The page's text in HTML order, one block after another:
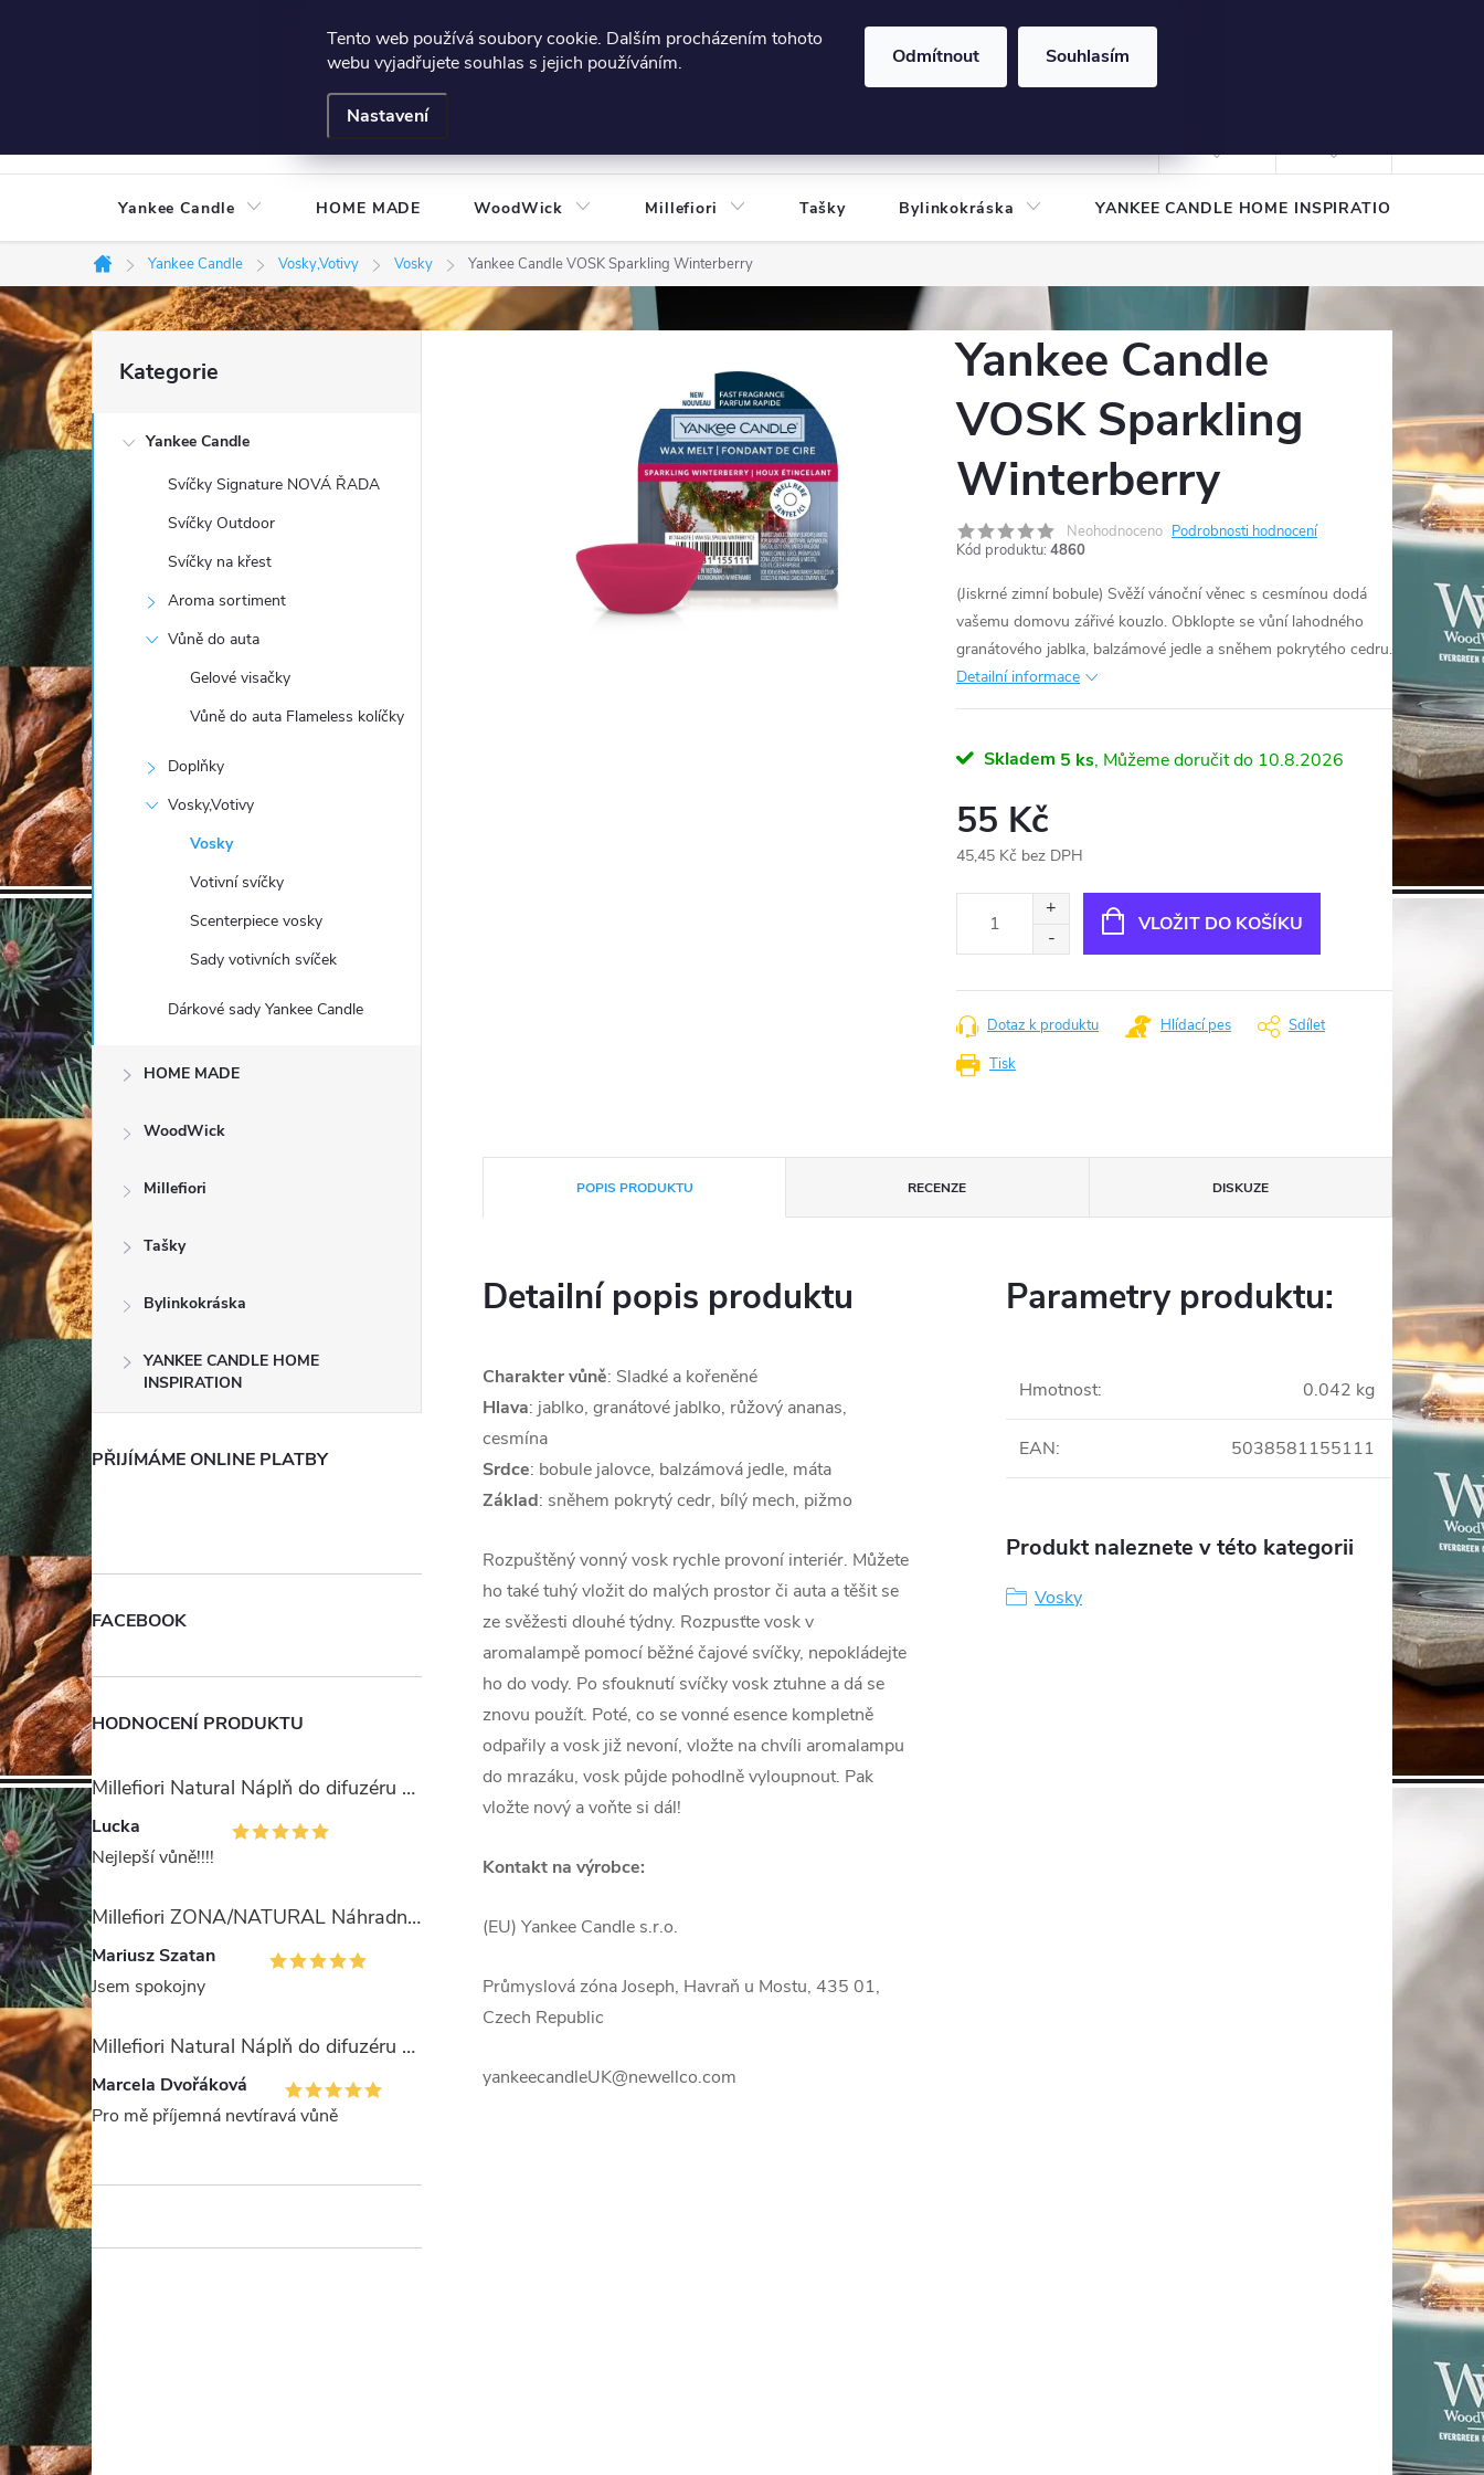
Tento web používá soubory cookie. Dalším procházením tohoto
webu vyjadřujete souhlas s jejich používáním.
Nastavení
Odmítnout Souhlasím
606124443
Podmínky e-shopu Podmínky ochrany osobních údajů
Yankee Candle HOME MADE WoodWick Millefiori Tašky Bylinkokráska YANKEE CANDLE HOME INSPIRATION
Domů
Yankee Candle Vosky,Votivy Vosky Yankee Candle VOSK Sparkling Winterberry
P
o
s
r
a
n
n
í
p
a
n
e
l
kategorie
Kategorie
Yankee Candle
Svíčky Signature NOVÁ ŘADA
Svíčky Outdoor
Svíčky na křest
Aroma sortiment
Vůně do auta
Gelové visačky
Vůně do auta Flameless kolíčky
Doplňky
Vosky,Votivy
Vosky
Votivní svíčky
Scenterpiece vosky
Sady votivních svíček
Dárkové sady Yankee Candle
HOME MADE
WoodWick
Millefiori
Tašky
Bylinkokráska
YANKEE CANDLE HOME
INSPIRATION
PŘIJÍMÁME ONLINE PLATBY
FACEBOOK
HODNOCENÍ PRODUKTU
Millefiori Natural Náplň do difuzéru 250ml/Ambra & Rosa
Lucka
Nejlepší vůně!!!!
Millefiori ZONA/NATURAL Náhradní stébla pro difuzér 100ml
Mariusz Szatan
Jsem spokojny
Millefiori Natural Náplň do difuzéru 250ml/Legni e Fiori ďArancio
Marcela Dvořáková
Pro mě příjemná nevtíravá vůně
Yankee Candle
VOSK Sparkling
Winterberry
Neohodnoceno Podrobnosti hodnocení
Kód produktu: 4860
(Jiskrné zimní bobule) Svěží vánoční věnec s cesmínou dodá
vašemu domovu zářivé kouzlo. Obklopte se vůní lahodného
granátového jablka, balzámové jedle a sněhem pokrytého cedru.
Detailní informace
Skladem 5 ks 10.8.2026
55 Kč
45,45 Kč bez DPH
VLOŽIT DO KOŠÍKU
Tisk
Dotaz k produktu Hlídací pes Sdílet
POPIS PRODUKTU RECENZE DISKUZE
Detailní popis produktu
Charakter vůně: Sladké a kořeněné
Hlava: jablko, granátové jablko, růžový ananas,
cesmína
Srdce: bobule jalovce, balzámová jedle, máta
Základ: sněhem pokrytý cedr, bílý mech, pižmo
Rozpuštěný vonný vosk rychle provoní interiér. Můžete
ho také tuhý vložit do malých prostor či auta a těšit se
ze svěžesti dlouhé týdny. Rozpusťte vosk v
aromalampě pomocí běžné čajové svíčky, nepokládejte
ho do vody. Po sfouknutí svíčky vosk ztuhne a dá se
znovu použít. Poté, co se vonné esence kompletně
odpařily a vosk již nevoní, vložte na chvíli aromalampu
do mrazáku, vosk půjde pohodlně vyloupnout. Pak
vložte nový a voňte si dál!
Kontakt na výrobce:
(EU) Yankee Candle s.r.o.
Průmyslová zóna Joseph, Havraň u Mostu, 435 01,
Czech Republic
yankeecandleUK@newellco.com
Parametry produktu:
Hmotnost: 0.042 kg
EAN: 5038581155111
Produkt naleznete v této kategorii
Vosky